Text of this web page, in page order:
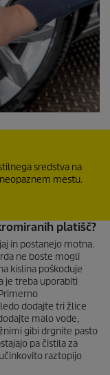
sredstva na
mestu.
platišč?
in postanejo motna.
ne boste mogli
kislina poškoduje
je treba uporabiti
dodajte tri žlice
malo vode,
gibi drgnite pasto
pa čistila za
raztopijo